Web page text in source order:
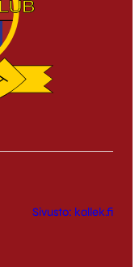
Sivusto: kallek.fi